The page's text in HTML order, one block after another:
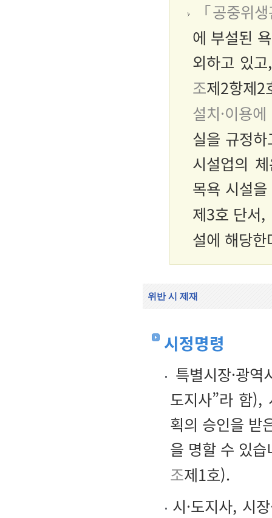
「공중위
에 부설된
외하고 있
조제2항제
설치·이용
실을 규정
시설업의
목욕 시설
제3호 단서,
설에 해당
위반 시 제재
시정명령
특별시장·광역
도지사”라 함),
획의 승인을 받
을 명할 수 있습
조제1호).
시·도지사, 시